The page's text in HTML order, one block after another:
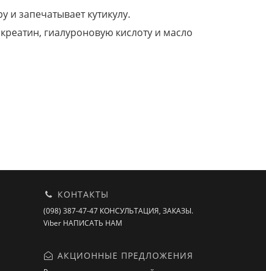
и запечатывает кутикулу.
гиалуроновую кислоту и масло
КОНТАКТЫ
(098) 387-47-47 КОНСУЛЬТАЦИЯ, ЗАКАЗЫ.
Viber НАПИСАТЬ НАМ
АКЦИОННЫЕ ПРЕДЛОЖЕНИЯ